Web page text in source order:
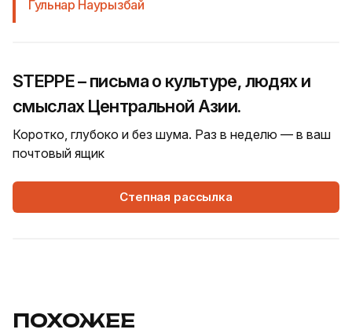
Гульнар Наурызбай
STEPPE – письма о культуре, людях и
смыслах Центральной Азии.
Коротко, глубоко и без шума. Раз в неделю — в ваш
почтовый ящик
Степная рассылка
ПОХОЖЕЕ